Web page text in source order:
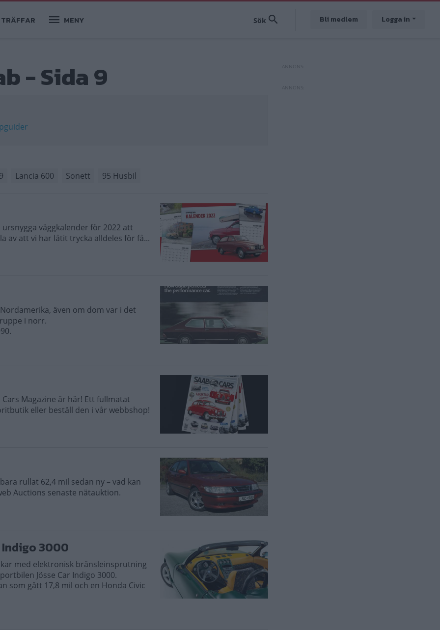
TRÄFFAR MENY Bli medlem Logga in
- Sida 9
Lancia 600 Sonett 95 Husbil
ursnygga väggkalender för 2022 att
av att vi har låtit trycka alldeles för få...
även om dom var i det
i norr.
Magazine är här! Ett fullmatat
eller beställ den i vår webbshop!
rullat 62,4 mil sedan ny – vad kan
Auctions senaste nätauktion.
Indigo 3000
med elektronisk bränsleinsprutning
Jösse Car Indigo 3000.
som gått 17,8 mil och en Honda Civic